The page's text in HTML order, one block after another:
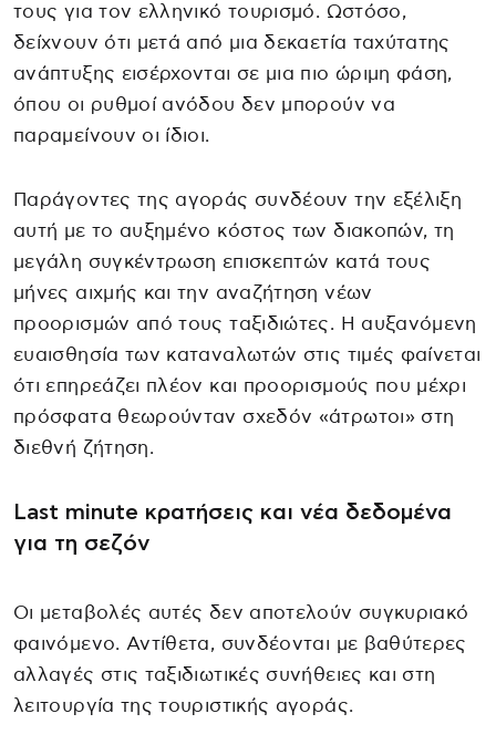
τους για τον ελληνικό τουρισμό. Ωστόσο,
δείχνουν ότι μετά από μια δεκαετία ταχύτατης
ανάπτυξης εισέρχονται σε μια πιο ώριμη φάση,
όπου οι ρυθμοί ανόδου δεν μπορούν να
παραμείνουν οι ίδιοι.
Παράγοντες της αγοράς συνδέουν την εξέλιξη
αυτή με το αυξημένο κόστος των διακοπών, τη
μεγάλη συγκέντρωση επισκεπτών κατά τους
μήνες αιχμής και την αναζήτηση νέων
προορισμών από τους ταξιδιώτες. Η αυξανόμενη
ευαισθησία των καταναλωτών στις τιμές φαίνεται
ότι επηρεάζει πλέον και προορισμούς που μέχρι
πρόσφατα θεωρούνταν σχεδόν «άτρωτοι» στη
διεθνή ζήτηση.
Last minute κρατήσεις και νέα δεδομένα
για τη σεζόν
Οι μεταβολές αυτές δεν αποτελούν συγκυριακό
φαινόμενο. Αντίθετα, συνδέονται με βαθύτερες
αλλαγές στις ταξιδιωτικές συνήθειες και στη
λειτουργία της τουριστικής αγοράς.